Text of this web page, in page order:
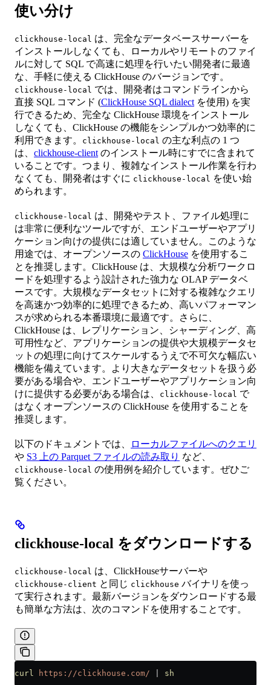
使い分け
clickhouse-local は、完全なデータベースサーバーを
インストールしなくても、ローカルやリモートのファイ
ルに対して SQL で高速に処理を行いたい開発者に最適
な、手軽に使える ClickHouse のバージョンです。
clickhouse-local では、開発者はコマンドラインから
直接 SQL コマンド (ClickHouse SQL dialect を使用) を実
行できるため、完全な ClickHouse 環境をインストール
しなくても、ClickHouse の機能をシンプルかつ効率的に
利用できます。
clickhouse-local の主な利点の 1 つ
は、 clickhouse-client のインストール時にすでに含まれて
いることです。つまり、複雑なインストール作業を行わ
なくても、開発者はすぐに clickhouse-local を使い始
められます。
clickhouse-local は、開発やテスト、ファイル処理に
は非常に便利なツールですが、エンドユーザーやアプリ
ケーション向けの提供には適していません。このような
用途では、オープンソースの ClickHouse を使用するこ
とを推奨します。ClickHouse は、大規模な分析ワークロ
ードを処理するよう設計された強力な OLAP データベ
ースです。大規模なデータセットに対する複雑なクエリ
を高速かつ効率的に処理できるため、高いパフォーマン
スが求められる本番環境に最適です。さらに、
ClickHouse は、レプリケーション、シャーディング、高
可用性など、アプリケーションの提供や大規模データセ
ットの処理に向けてスケールするうえで不可欠な幅広い
機能を備えています。より大きなデータセットを扱う必
要がある場合や、エンドユーザーやアプリケーション向
けに提供する必要がある場合は、
clickhouse-local で
はなくオープンソースの ClickHouse を使用することを
推奨します。
以下のドキュメントでは、
ローカルファイルへのクエリ
や S3 上の Parquet ファイルの読み取り など、
clickhouse-local の使用例を紹介しています。ぜひご
覧ください。
clickhouse-local をダウンロードする
clickhouse-local は、ClickHouseサーバーや
clickhouse-client と同じ clickhouse バイナリを使っ
て実行されます。最新バージョンをダウンロードする最
も簡単な方法は、次のコマンドを使用することです。
curl https://clickhouse.com/ sh